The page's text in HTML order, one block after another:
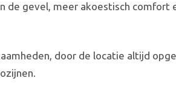
de gevel, meer akoestisch comfort
door de locatie altijd